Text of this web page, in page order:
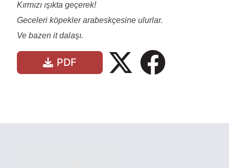
Kırmızı ışıkta geçerek!
Geceleri köpekler arabeskçesine ulurlar.
Ve bazen it dalaşı.
PDF